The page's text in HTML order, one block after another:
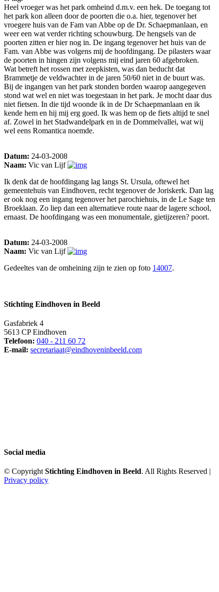
Heel vroeger was het park omheind d.m.v. een hek. De toegang tot
het park kon alleen door de poorten die o.a. hier, tegenover het
vroegere huis van de Fam van Abbe op de Dr. Schaepmanlaan, en
weer een wat verder richting schouwburg. De hengsels van de
poorten zitten er hier nog in. De ingang tegenover het huis van de
Fam. van Abbe was volgens mij de hoofdingang. De pilasters waar
de poorten in hingen zijn volgens mij eind jaren 60 afgebroken.
Wat betreft het rossen met zeepkisten, was dan beducht dat
Brammetje de veldwachter in de jaren 50/60 niet in de buurt was.
Bij de ingangen van het park stonden borden waarop aangegeven
stond wat wel en niet was toegestaan in het park. Je mocht daar dus
niet fietsen. In die tijd woonde ik in de Dr Schaepmanlaan en ik
kende hem en hij mij erg goed. Ik was hem op de fiets altijd te snel
af. Zowel in het Stadwandelpark en in de Dommelvallei, wat wij
wel eens Romantica noemde.
Datum: 24-03-2008
Naam: Vic van Lijf
Ik denk dat de hoofdingang lag langs St. Ursula, oftewel het
gemeentehuis van Eindhoven, recht tegenover de Joriskerk. Dan lag
er ook nog een ingang tegenover het parochiehuis, in de Le Sage ten
Broeklaan. Zo liep dan een alternatieve route naar de lagere school,
ernaast. De hoofdingang was een monumentale, gietijzeren? poort.
Datum: 24-03-2008
Naam: Vic van Lijf
Gedeeltes van de omheining zijn te zien op foto 14007.
Stichting Eindhoven in Beeld
Gasfabriek 4
5613 CP Eindhoven
Telefoon: 040 - 211 60 72
E-mail: secretariaat@eindhoveninbeeld.com
Social media
© CopyrightStichting Eindhoven in Beeld. All Rights Reserved |
Privacy policy